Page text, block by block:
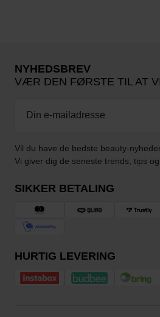
NYHEDSBREV
VÆR DEN FØRSTE TIL AT
Vil du have de bedste beauty-
Vi giver dig de seneste trends, tips
SIKKER BETALING
HURTIG LEVERING